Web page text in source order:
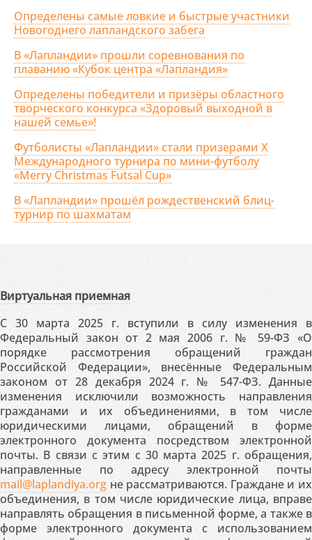
Определены самые ловкие и быстрые участники
Новогоднего лапландского забега
В «Лапландии» прошли соревнования по
плаванию «Кубок центра «Лапландия»
Определены победители и призёры областного
творческого конкурса «Здоровый выходной в
нашей семье»!
Футболисты «Лапландии» стали призерами X
Международного турнира по мини-футболу
«Merry Christmas Futsal Cup»
В «Лапландии» прошёл рождественский блиц-
турнир по шахматам
Виртуальная приемная
С 30 марта 2025 г. вступили в силу изменения в
Федеральный закон от 2 мая 2006 г. № 59-ФЗ «О
порядке рассмотрения обращений граждан
Российской Федерации», внесённые Федеральным
законом от 28 декабря 2024 г. № 547-ФЗ. Данные
изменения исключили возможность направления
гражданами и их объединениями, в том числе
юридическими лицами, обращений в форме
электронного документа посредством электронной
почты. В связи с этим с 30 марта 2025 г. обращения,
направленные по адресу электронной почты
mail@laplandiya.org не рассматриваются. Граждане и их
объединения, в том числе юридические лица, вправе
направлять обращения в письменной форме, а также в
форме электронного документа с использованием